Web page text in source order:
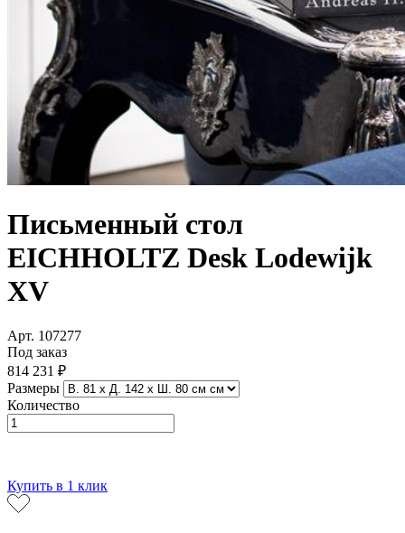
Письменный стол
EICHHOLTZ Desk Lodewijk
XV
Арт. 107277
Под заказ
814 231 ₽
Размеры
Количество
Купить в 1 клик